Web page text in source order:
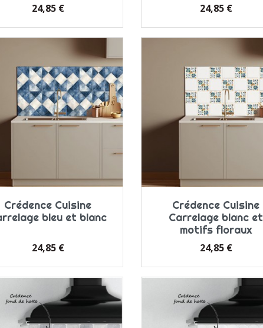
Prix
24,85 € Prix
24,85 €
Crédence Cuisine
bleu et blanc
Prix
24,85 €
Crédence Cuisine
Carrelage blanc et
motifs floraux
Prix
24,85 €